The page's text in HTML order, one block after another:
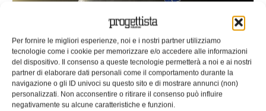
Per fornire le migliori esperienze, noi e i nostri partner utilizziamo
tecnologie come i cookie per memorizzare e/o accedere alle informazioni
del dispositivo. Il consenso a queste tecnologie permetterà a noi e ai nostri
partner di elaborare dati personali come il comportamento durante la
navigazione o gli ID univoci su questo sito e di mostrare annunci (non)
personalizzati. Non acconsentire o ritirare il consenso può influire
negativamente su alcune caratteristiche e funzioni.
Capstone , nuovo percorso per le
missioni lunari
La navicella spaziale Capstone della Nasa ha finalizzato
la sua orbita attorno alla Luna ed è ora nella fase
operativa della sua missione.
Riccardo Fioretto 22/11/2022